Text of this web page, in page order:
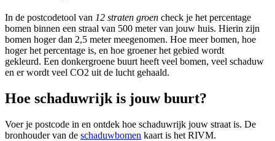
In de postcodetool van 12 straten groen check je het percentage
bomen binnen een straal van 500 meter van jouw huis. Hierin zijn
bomen hoger dan 2,5 meter meegenomen. Hoe meer bomen, hoe
hoger het percentage is, en hoe groener het gebied wordt
gekleurd. Een donkergroene buurt heeft veel bomen, veel schaduw
en er wordt veel CO2 uit de lucht gehaald.
Hoe schaduwrijk is jouw buurt?
Voer je postcode in en ontdek hoe schaduwrijk jouw straat is. De
bronhouder van de schaduwbomen kaart is het RIVM.